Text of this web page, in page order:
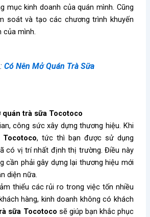
mục kinh doanh của quán mình. Cũng
soát và tạo các chương trình khuyến
mình.
Có Nên Mở Quán Trà Sữa
quán trà sữa Tocotoco
công sức xây dựng thương hiệu. Khi
, tức thì bạn được sử dụng
có vị trí nhất định thị trường. Điều này
cần phải gây dựnglại thương hiệu mới
diện nữa.
thiểu các rủi ro trong việc tốn nhiều
hàng, kinh doanh không có khách
sữa Tocotoco sẽ giúp bạn khắc phục